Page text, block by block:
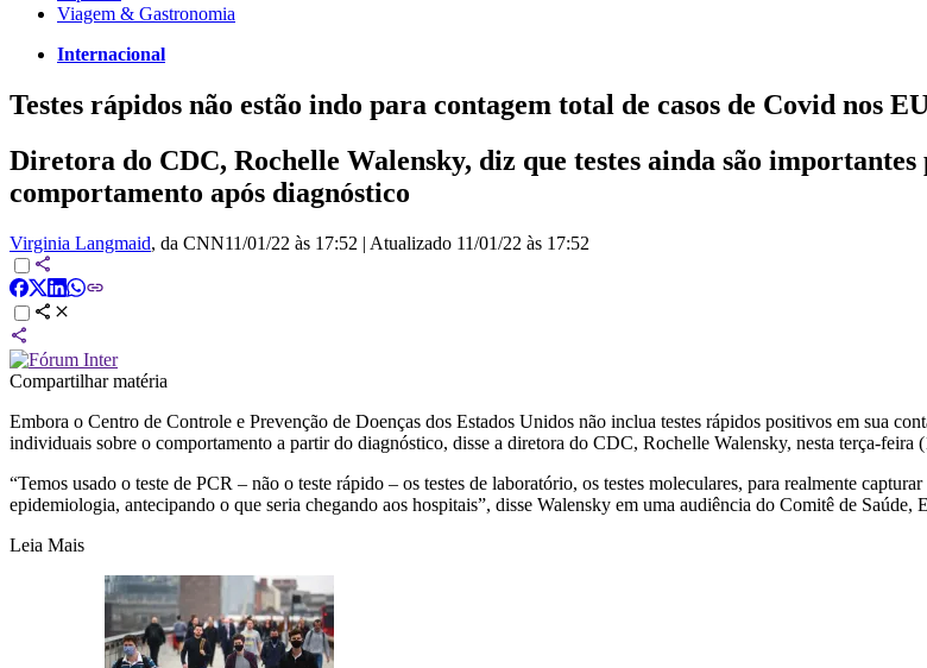
Viagem & Gastronomia
Internacional
Testes rápidos não estão indo para contagem total de casos de Covid nos
Diretora do CDC, Rochelle Walensky, diz que testes ainda são
comportamento após diagnóstico
Virginia Langmaid, da CNN11/01/22 às 17:52 | Atualizado 11/01/22 às 17:52
Compartilhar matéria
Embora o Centro de Controle e Prevenção de Doenças dos Estados Unidos não inclua testes rápidos positivos em sua
individuais sobre o comportamento a partir do diagnóstico, disse a diretora do CDC, Rochelle Walensky, nesta terça-feira
“Temos usado o teste de PCR – não o teste rápido – os testes de laboratório, os testes moleculares, para realmente
epidemiologia, antecipando o que seria chegando aos hospitais”, disse Walensky em uma audiência do Comitê de Saúde,
Leia Mais